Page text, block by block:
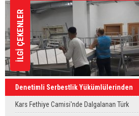
İLGİ ÇEKENLER
Denetimli Serbestlik Yükümlülerinden
Okula Temizlik Desteği
Kars Fethiye Camisi'nde Dalgalanan Türk